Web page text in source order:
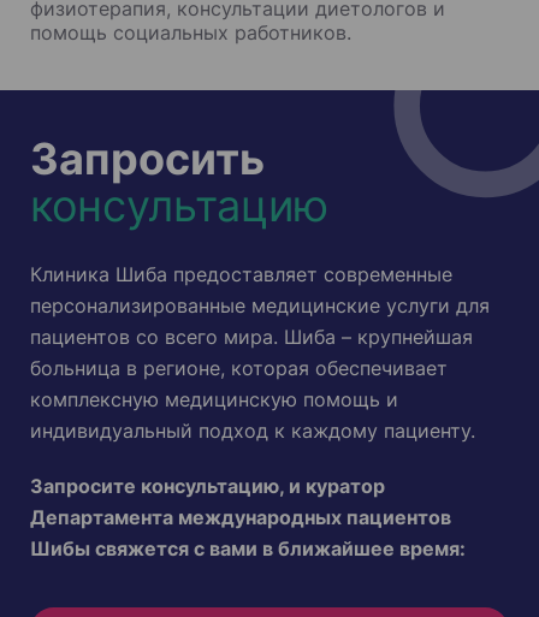
физиотерапия, консультации диетологов и
помощь социальных работников.
Запросить
консультацию
Клиника Шиба предоставляет современные
персонализированные медицинские услуги для
пациентов со всего мира. Шиба – крупнейшая
больница в регионе, которая обеспечивает
комплексную медицинскую помощь и
индивидуальный подход к каждому пациенту.
Запросите консультацию, и куратор
Департамента международных пациентов
Шибы свяжется с вами в ближайшее время: